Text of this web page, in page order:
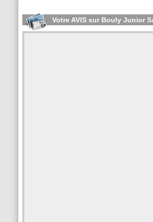
Votre AVIS sur Bouly Junior